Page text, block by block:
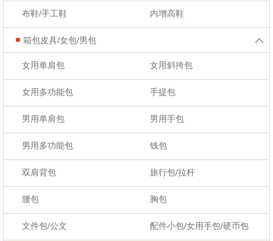
布鞋/手工鞋 内增高鞋
箱包皮具/女包/男包
女用单肩包 女用斜挎包
女用多功能包 手提包
男用单肩包 男用手包
男用多功能包 钱包
双肩背包 旅行包/拉杆
腰包 胸包
文件包/公文 配件小包/女用手包/硬币包